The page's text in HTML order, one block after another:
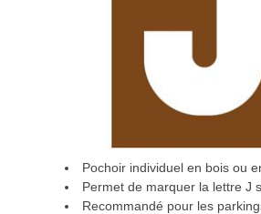
Pochoir individuel en bois ou
Permet de marquer la lettre J
Recommandé pour les